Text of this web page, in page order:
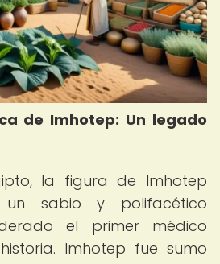
de Imhotep: Un legado
la figura de Imhotep
sabio y polifacético
el primer médico
Imhotep fue sumo